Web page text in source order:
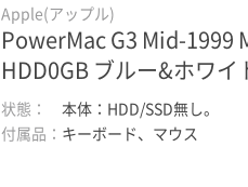
Apple(アップル)
PowerMac G3 Mid-1999
HDD0GB ブルー&ホワイ
状態：
本体：HDD/SSD無し。
付属品： キーボード、マウス